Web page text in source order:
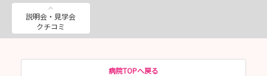
説明会・見学会
クチコミ
病院TOPへ戻る